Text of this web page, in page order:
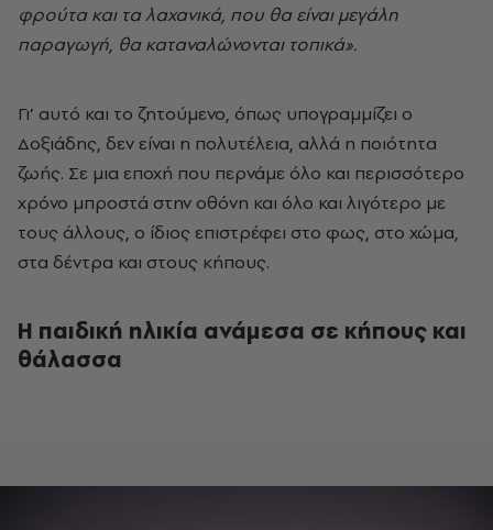
φρούτα και τα λαχανικά, που θα είναι μεγάλη
παραγωγή, θα καταναλώνονται τοπικά».
Γι’ αυτό και το ζητούμενο, όπως υπογραμμίζει ο
Δοξιάδης, δεν είναι η πολυτέλεια, αλλά η ποιότητα
ζωής. Σε μια εποχή που περνάμε όλο και περισσότερο
χρόνο μπροστά στην οθόνη και όλο και λιγότερο με
τους άλλους, ο ίδιος επιστρέφει στο φως, στο χώμα,
στα δέντρα και στους κήπους.
Η παιδική ηλικία ανάμεσα σε κήπους και
θάλασσα